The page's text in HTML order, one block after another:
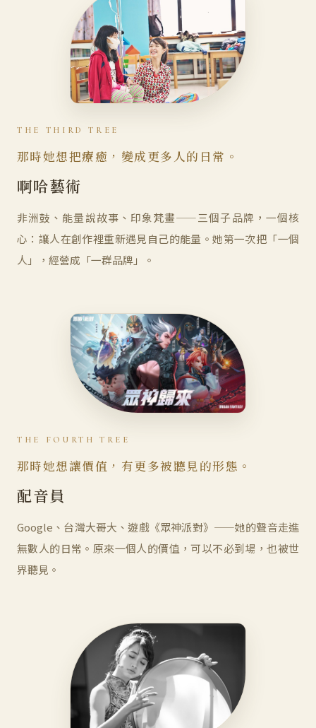
THE THIRD TREE
那時她想把療癒，變成更多人的日常。
啊哈藝術
非洲鼓、能量說故事、印象梵畫——三個子品牌，一個核
心：讓人在創作裡重新遇見自己的能量。她第一次把「一個
人」，經營成「一群品牌」。
THE FOURTH TREE
那時她想讓價值，有更多被聽見的形態。
配音員
Google、台灣大哥大、遊戲《眾神派對》——她的聲音走進
無數人的日常。原來一個人的價值，可以不必到場，也被世
界聽見。